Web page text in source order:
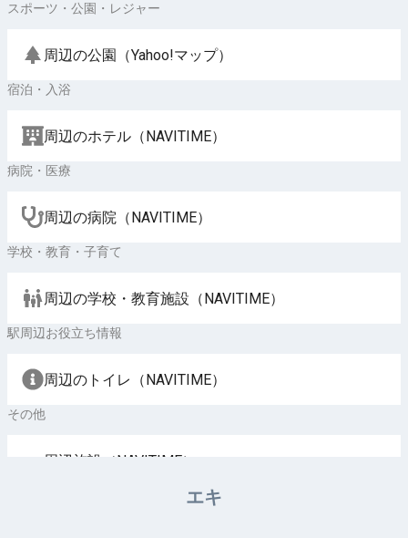
スポーツ・公園・レジャー
周辺の公園（Yahoo!マップ）
宿泊・入浴
周辺のホテル（NAVITIME）
病院・医療
周辺の病院（NAVITIME）
学校・教育・子育て
周辺の学校・教育施設（NAVITIME）
駅周辺お役立ち情報
周辺のトイレ（NAVITIME）
その他
周辺施設（NAVITIME）
エキ